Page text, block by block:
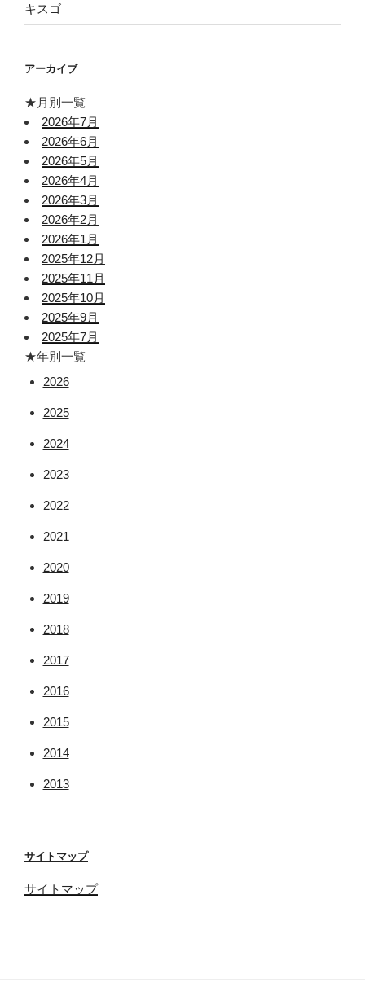
キスゴ
アーカイブ
★月別一覧
2026年7月
2026年6月
2026年5月
2026年4月
2026年3月
2026年2月
2026年1月
2025年12月
2025年11月
2025年10月
2025年9月
2025年7月
★年別一覧
2026
2025
2024
2023
2022
2021
2020
2019
2018
2017
2016
2015
2014
2013
サイトマップ
サイトマップ